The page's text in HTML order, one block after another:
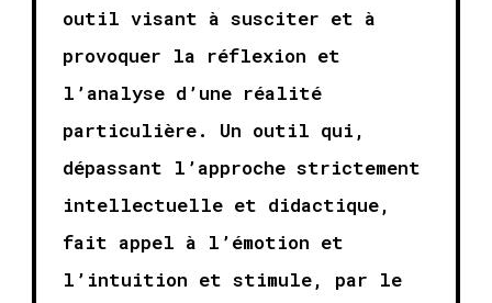
outil visant à susciter et à
provoquer la réflexion et
l’analyse d’une réalité
particulière. Un outil qui,
dépassant l’approche strictement
intellectuelle et didactique,
fait appel à l’émotion et
l’intuition et stimule, par le